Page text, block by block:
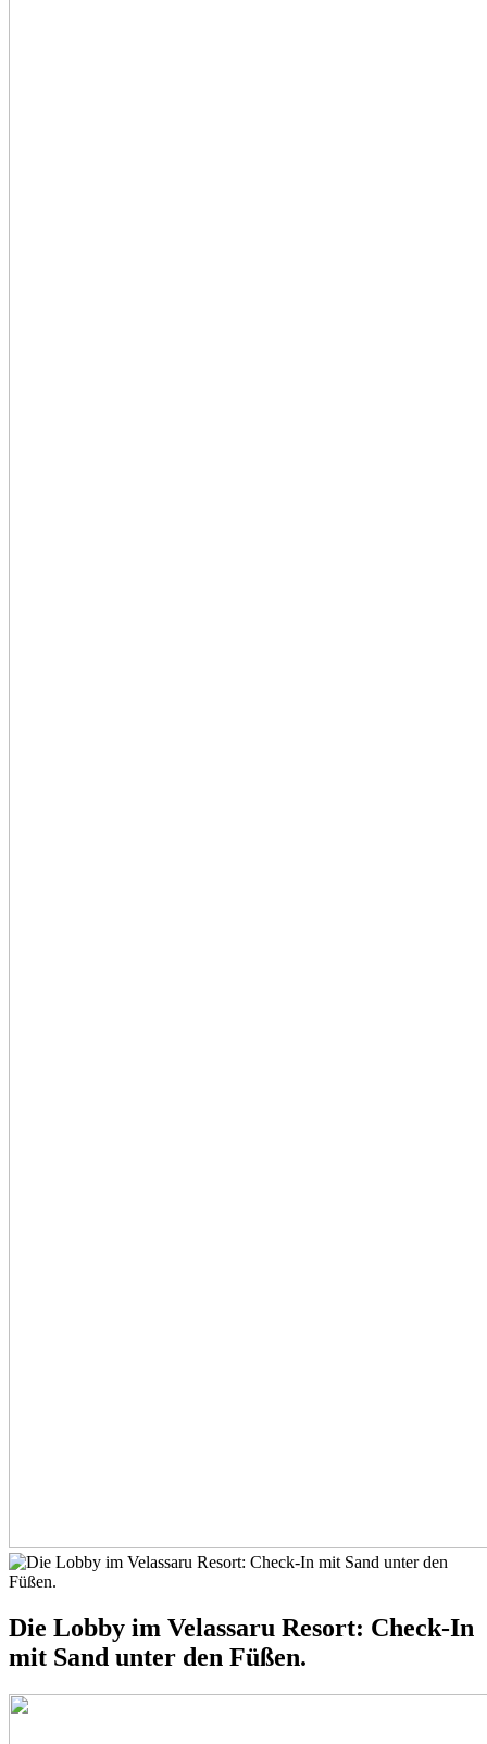
Die Lobby im Velassaru Resort: Check-In
mit Sand unter den Füßen.